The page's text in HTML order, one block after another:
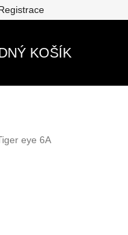
podmínky
KOŠÍK
eye 6A